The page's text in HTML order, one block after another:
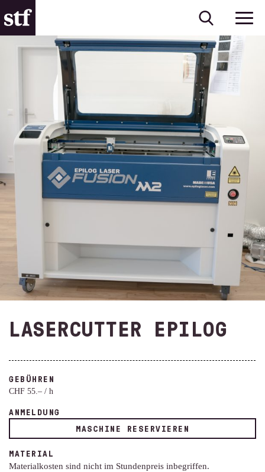
LASERCUTTER EPILOG
GEBÜHREN
CHF 55.– / h
ANMELDUNG
MASCHINE RESERVIEREN
MATERIAL
Materialkosten sind nicht im Stundenpreis inbegriffen.